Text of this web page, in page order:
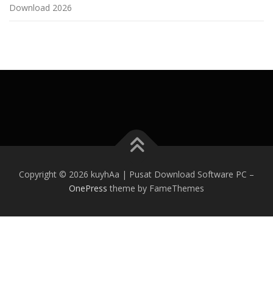
Download 2026
Copyright © 2026 kuyhAa | Pusat Download Software PC –
OnePress theme by FameThemes